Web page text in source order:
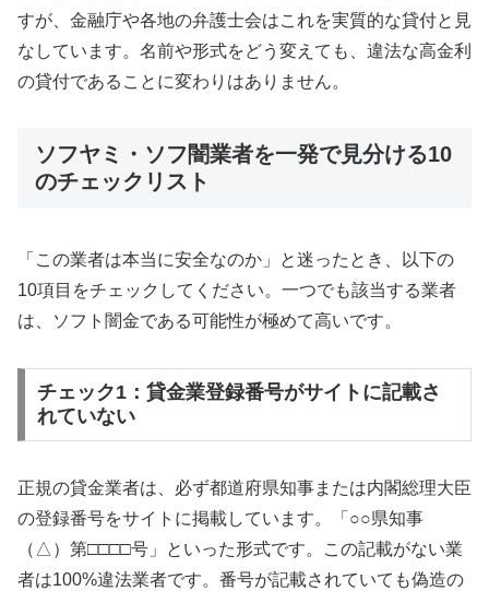
すが、金融庁や各地の弁護士会はこれを実質的な貸付と見
なしています。名前や形式をどう変えても、違法な高金利
の貸付であることに変わりはありません。
ソフヤミ・ソフ闇業者を一発で見分ける10
のチェックリスト
「この業者は本当に安全なのか」と迷ったとき、以下の
10項目をチェックしてください。一つでも該当する業者
は、ソフト闇金である可能性が極めて高いです。
チェック1：貸金業登録番号がサイトに記載さ
れていない
正規の貸金業者は、必ず都道府県知事または内閣総理大臣
の登録番号をサイトに掲載しています。「○○県知事
（△）第□□□□号」といった形式です。この記載がない業
者は100%違法業者です。番号が記載されていても偽造の